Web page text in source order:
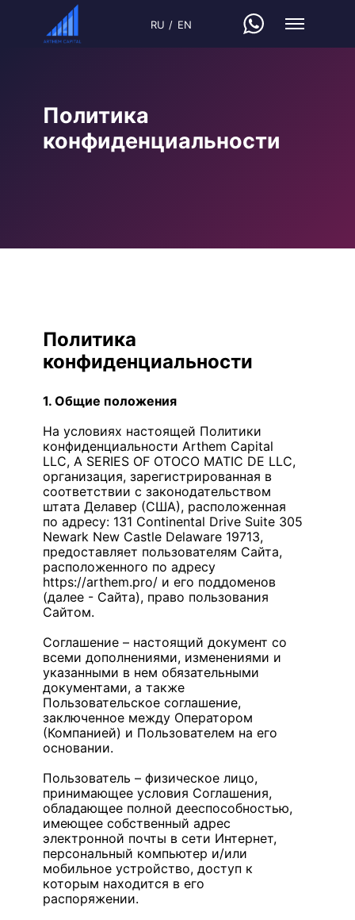
Политика
конфиденциальности
1. Общие положения
На условиях настоящей Политики
конфиденциальности Arthem Capital
LLC, A SERIES OF OTOCO MATIC DE LLC,
организация, зарегистрированная в
соответствии с законодательством
штата Делавер (США), расположенная
по адресу: 131 Continental Drive Suite 305
Newark New Castle Delaware 19713,
предоставляет пользователям Сайта,
расположенного по адресу
https://arthem.pro/ и его поддоменов
(далее - Сайта), право пользования
Сайтом.
Соглашение – настоящий документ со
всеми дополнениями, изменениями и
указанными в нем обязательными
документами, а также
Пользовательское соглашение,
заключенное между Оператором
(Компанией) и Пользователем на его
основании.
Пользователь – физическое лицо,
принимающее условия Соглашения,
обладающее полной дееспособностью,
имеющее собственный адрес
электронной почты в сети Интернет,
персональный компьютер и/или
мобильное устройство, доступ к
которым находится в его
распоряжении.
EN
/
RU
Политика
конфиденциальности
EN
/
RU